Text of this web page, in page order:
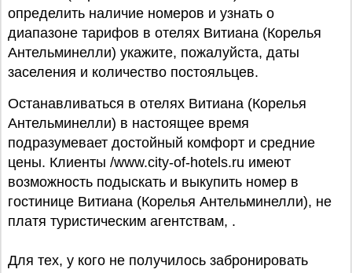
определить наличие номеров и узнать о
диапазоне тарифов в отелях Витиана (Корелья
Антельминелли) укажите, пожалуйста, даты
заселения и количество постояльцев.
Останавливаться в отелях Витиана (Корелья
Антельминелли) в настоящее время
подразумевает достойный комфорт и средние
цены. Клиенты /www.city-of-hotels.ru имеют
возможность подыскать и выкупить номер в
гостинице Витиана (Корелья Антельминелли), не
платя туристическим агентствам, .
Для тех, у кого не получилось забронировать